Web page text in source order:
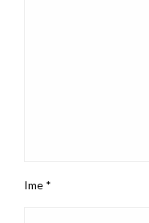
Ime *